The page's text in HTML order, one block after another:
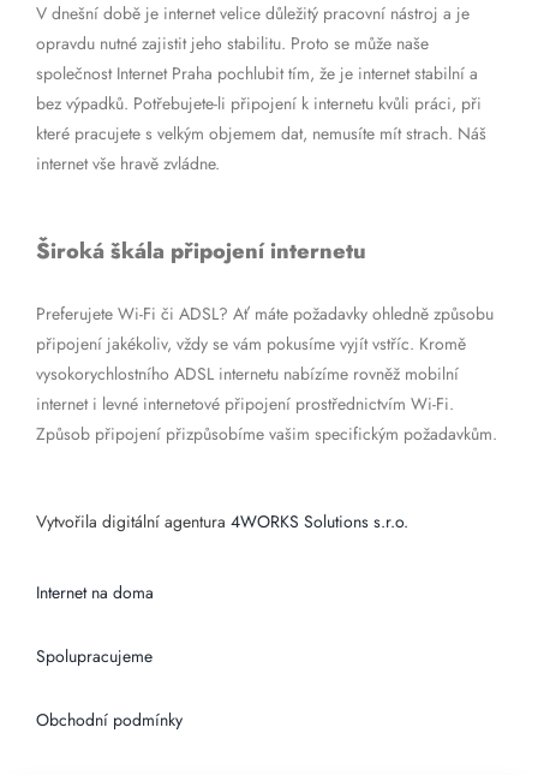
V dnešní době je internet velice důležitý pracovní nástroj a je
opravdu nutné zajistit jeho stabilitu. Proto se může naše
společnost Internet Praha pochlubit tím, že je internet stabilní a
bez výpadků. Potřebujete-li připojení k internetu kvůli práci, při
které pracujete s velkým objemem dat, nemusíte mít strach. Náš
internet vše hravě zvládne.
Široká škála připojení internetu
Preferujete Wi-Fi či ADSL? Ať máte požadavky ohledně způsobu
připojení jakékoliv, vždy se vám pokusíme vyjít vstříc. Kromě
vysokorychlostního ADSL internetu nabízíme rovněž mobilní
internet i levné internetové připojení prostřednictvím Wi-Fi.
Způsob připojení přizpůsobíme vašim specifickým požadavkům.
Vytvořila digitální agentura 4WORKS Solutions s.r.o.
Internet na doma
Spolupracujeme
Obchodní podmínky